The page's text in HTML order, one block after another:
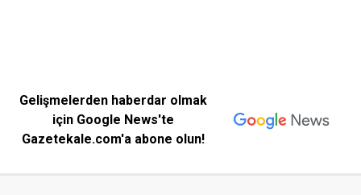
Gelişmelerden haberdar olmak
için Google News'te
Gazetekale.com'a abone olun!